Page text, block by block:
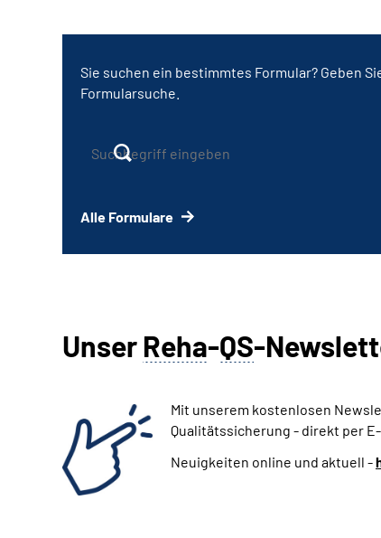
Sie suchen ein bestimmtes Formular? Geben
Formularsuche.
Alle Formulare
Unser Reha-QS-
Mit unserem kostenlosen
Qualitätssicherung - direkt per
Neuigkeiten online und aktuell -